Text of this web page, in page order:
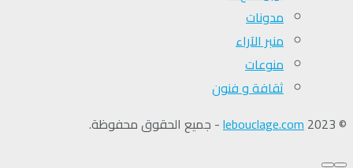
مدونات
منبر الآراء
منوعات
ثقافة و فنون
© 2023
lebouclage.com- جميع الحقوق محفوظة.